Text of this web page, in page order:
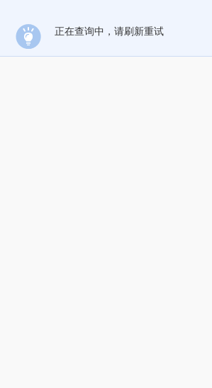
正在查询中，请刷新重试